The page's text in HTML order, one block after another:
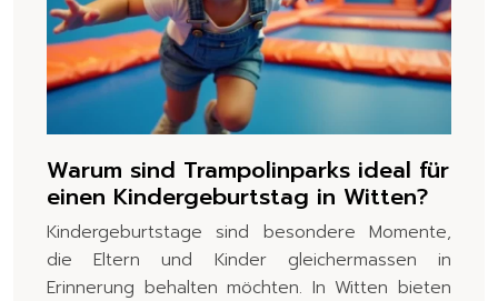
Warum sind Trampolinparks ideal für
einen Kindergeburtstag in Witten?
Kindergeburtstage sind besondere Momente,
die Eltern und Kinder gleichermassen in
Erinnerung behalten möchten. In Witten bieten